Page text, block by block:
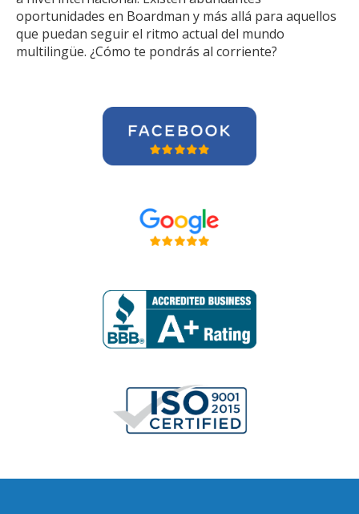
oportunidades en Boardman y más allá para aquellos
que puedan seguir el ritmo actual del mundo
multilingüe. ¿Cómo te pondrás al corriente?